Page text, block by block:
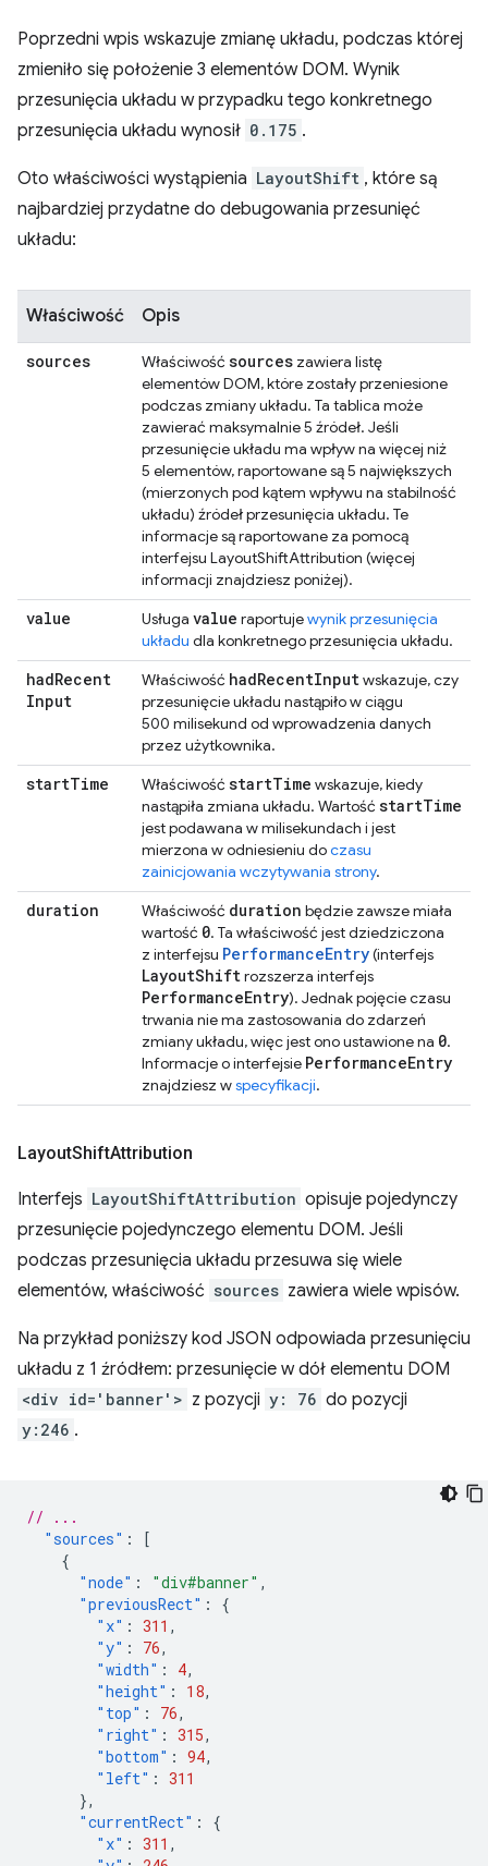
Poprzedni wpis wskazuje zmianę układu, podczas której
zmieniło się położenie 3 elementów DOM. Wynik
przesunięcia układu w przypadku tego konkretnego
przesunięcia układu wynosił 0.175 .
Oto właściwości wystąpienia LayoutShift , które są
najbardziej przydatne do debugowania przesunięć
układu:
Właściwość Opis
sources Właściwość sources zawiera listę
elementów DOM, które zostały przeniesione
podczas zmiany układu. Ta tablica może
zawierać maksymalnie 5 źródeł. Jeśli
przesunięcie układu ma wpływ na więcej niż
5 elementów, raportowane są 5 największych
(mierzonych pod kątem wpływu na stabilność
układu) źródeł przesunięcia układu. Te
informacje są raportowane za pomocą
interfejsu LayoutShiftAttribution (więcej
informacji znajdziesz poniżej).
value Usługa value raportujewynik przesunięcia
układu dla konkretnego przesunięcia układu.
hadRecent
Input
Właściwość hadRecentInputwskazuje, czy
przesunięcie układu nastąpiło w ciągu
500 milisekund od wprowadzenia danych
przez użytkownika.
startTime Właściwość startTime wskazuje, kiedy
nastąpiła zmiana układu. Wartość startTime
jest podawana w milisekundach i jest
mierzona w odniesieniu doczasu
zainicjowania wczytywania strony.
duration Właściwość duration będzie zawsze miała
wartość 0. Ta właściwość jest dziedziczona
z interfejsu PerformanceEntry(interfejs
LayoutShiftrozszerza interfejs
PerformanceEntry). Jednak pojęcie czasu
trwania nie ma zastosowania do zdarzeń
zmiany układu, więc jest ono ustawione na 0.
Informacje o interfejsie PerformanceEntry
znajdziesz wspecyfikacji.
LayoutShiftAttribution
Interfejs LayoutShiftAttribution opisuje pojedynczy
przesunięcie pojedynczego elementu DOM. Jeśli
podczas przesunięcia układu przesuwa się wiele
elementów, właściwość sources zawiera wiele wpisów.
Na przykład poniższy kod JSON odpowiada przesunięciu
układu z 1 źródłem: przesunięcie w dół elementu DOM
<div id='banner'> z pozycji y: 76 do pozycji
y:246 .
// ...
"sources" :
[
{
"node" : "div#banner" ,
"previousRect" :
{
"x" : 311 ,
"y" : 76,
"width" : 4,
"height" : 18,
"top" : 76,
"right" : 315,
"bottom" : 94,
"left" : 311
},
"currentRect" :
{
"x" : 311 ,